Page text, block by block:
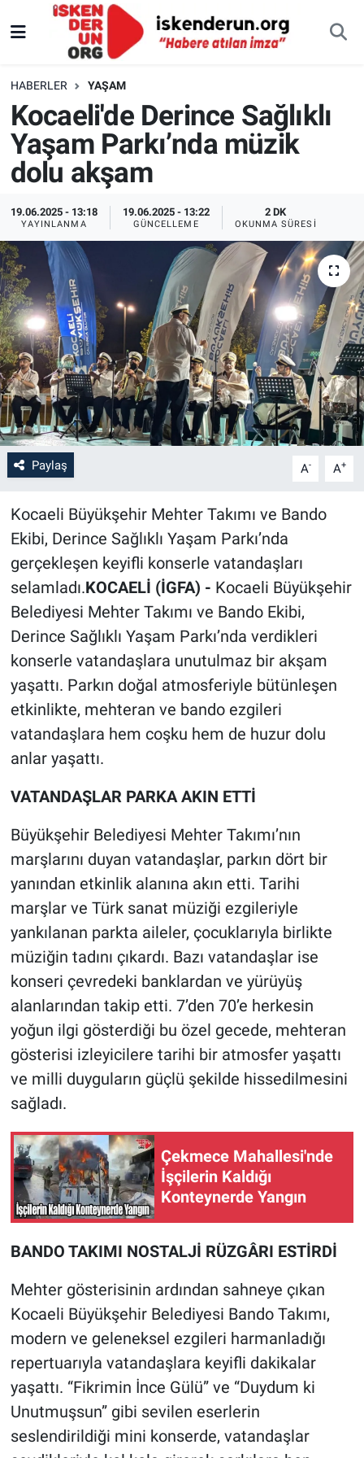
HABERLER YAŞAM
Kocaeli'de Derince Sağlıklı
Yaşam Parkı’nda müzik
dolu akşam
19.06.2025 - 13:18
YAYINLANMA
19.06.2025 - 13:22
GÜNCELLEME
2 DK
OKUNMA SÜRESI
Paylaş A- A+
Kocaeli Büyükşehir Mehter Takımı ve Bando
Ekibi, Derince Sağlıklı Yaşam Parkı’nda
gerçekleşen keyifli konserle vatandaşları
selamladı.KOCAELİ (İGFA) - Kocaeli Büyükşehir
Belediyesi Mehter Takımı ve Bando Ekibi,
Derince Sağlıklı Yaşam Parkı’nda verdikleri
konserle vatandaşlara unutulmaz bir akşam
yaşattı. Parkın doğal atmosferiyle bütünleşen
etkinlikte, mehteran ve bando ezgileri
vatandaşlara hem coşku hem de huzur dolu
anlar yaşattı.
VATANDAŞLAR PARKA AKIN ETTİ
Büyükşehir Belediyesi Mehter Takımı’nın
marşlarını duyan vatandaşlar, parkın dört bir
yanından etkinlik alanına akın etti. Tarihi
marşlar ve Türk sanat müziği ezgileriyle
yankılanan parkta aileler, çocuklarıyla birlikte
müziğin tadını çıkardı. Bazı vatandaşlar ise
konseri çevredeki banklardan ve yürüyüş
alanlarından takip etti. 7’den 70’e herkesin
yoğun ilgi gösterdiği bu özel gecede, mehteran
gösterisi izleyicilere tarihi bir atmosfer yaşattı
ve milli duyguların güçlü şekilde hissedilmesini
sağladı.
Çekmece Mahallesi'nde
İşçilerin Kaldığı
Konteynerde Yangın
BANDO TAKIMI NOSTALJİ RÜZGÂRI ESTİRDİ
Mehter gösterisinin ardından sahneye çıkan
Kocaeli Büyükşehir Belediyesi Bando Takımı,
modern ve geleneksel ezgileri harmanladığı
repertuarıyla vatandaşlara keyifli dakikalar
yaşattı. “Fikrimin İnce Gülü” ve “Duydum ki
Unutmuşsun” gibi sevilen eserlerin
seslendirildiği mini konserde, vatandaşlar